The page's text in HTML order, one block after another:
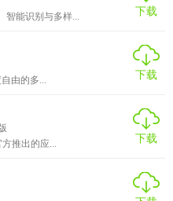
能识别与多样...
下载
由的多...
下载
推出的应...
下载